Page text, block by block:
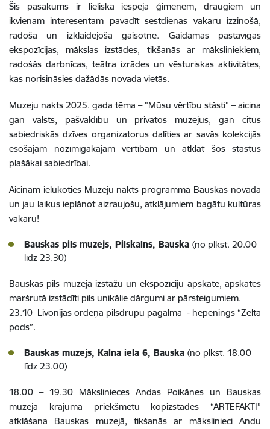
Šis pasākums ir lieliska iespēja ģimenēm, draugiem un
ikvienam interesentam pavadīt sestdienas vakaru izzinošā,
radošā un izklaidējošā gaisotnē. Gaidāmas pastāvīgās
ekspozīcijas, mākslas izstādes, tikšanās ar māksliniekiem,
radošās darbnīcas, teātra izrādes un vēsturiskas aktivitātes,
kas norisināsies dažādās novada vietās.
Muzeju nakts 2025. gada tēma – "Mūsu vērtību stāsti" – aicina
gan valsts, pašvaldību un privātos muzejus, gan citus
sabiedriskās dzīves organizatorus dalīties ar savās kolekcijās
esošajām nozīmīgākajām vērtībām un atklāt šos stāstus
plašākai sabiedrībai.
Aicinām ielūkoties Muzeju nakts programmā Bauskas novadā
un jau laikus ieplānot aizraujošu, atklājumiem bagātu kultūras
vakaru!
Bauskas pils muzejs, Pilskalns, Bauska (no plkst. 20.00
līdz 23.30)
Bauskas pils muzeja izstāžu un ekspozīciju apskate, apskates
maršrutā izstādīti pils unikālie dārgumi ar pārsteigumiem.
23.10 Livonijas ordeņa pilsdrupu pagalmā - hepenings “Zelta
pods”.
Bauskas muzejs, Kalna iela 6, Bauska (no plkst. 18.00
līdz 23.00)
18.00 – 19.30 Mākslinieces Andas Poikānes un Bauskas
muzeja krājuma priekšmetu kopizstādes “ARTEFAKTI”
atklāšana Bauskas muzejā, tikšanās ar mākslinieci Andu